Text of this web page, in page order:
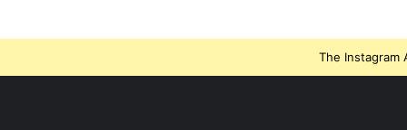
The Instagram